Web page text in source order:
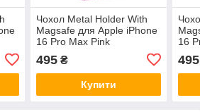
Чохол Metal Holder With
Magsafe для Apple iPhone
16 Pro Max Pink
495₴
Купити
16
495